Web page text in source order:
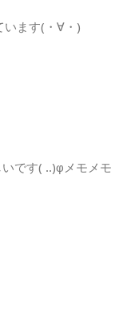
います(・∀・)
です( ..)φメモメモ